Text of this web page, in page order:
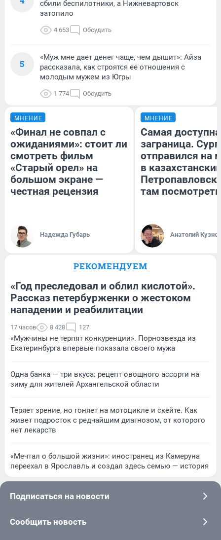
сбили беспилотники, а Нижневартовск
затопило
4 653 Обсудить
5
«Муж мне дает денег чаще, чем дышит»: Айза
рассказала, как строятся ее отношения с
молодым мужем из Югры
1 774 Обсудить
МНЕНИЕ
«Финал не совпал с
ожиданиями»: стоит ли
смотреть фильм
«Старый орел» на
большом экране —
честная рецензия
Надежда Губарь
МНЕНИЕ
Самая
заграница.
отправился на
в
там посмотреть
Анатолий
РЕКОМЕНДУЕМ
«Год преследовал и облил кислотой».
Рассказ петербурженки о жестоком
нападении и реабилитации
17 часов 8 428 127
«Мужчины не терпят конкуренции». Порнозвезда из
Екатеринбурга впервые показала своего мужа
Одна банка — три вкуса: рецепт овощного ассорти на
зиму для жителей Архангельской области
Теряет зрение, но гоняет на мотоцикле и скейте. Как
живет подросток с редчайшим диагнозом, от которого
нет лекарств
«Мечтал о большой жизни»: иностранец из Камеруна
переехал в Ярославль и создал здесь семью — история
Подписаться на новости
Сообщить новость